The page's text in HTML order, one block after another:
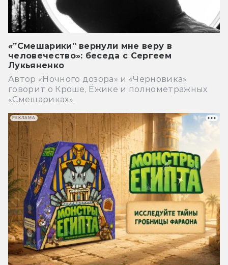
«”Смешарики” вернули мне веру в
человечество»: беседа с Сергеем
Лукьяненко
Автор «Ночного дозора» и «Черновика»
говорит о Кроше, Ёжике и полнометражных
«Смешариках».
РЕКЛАМА